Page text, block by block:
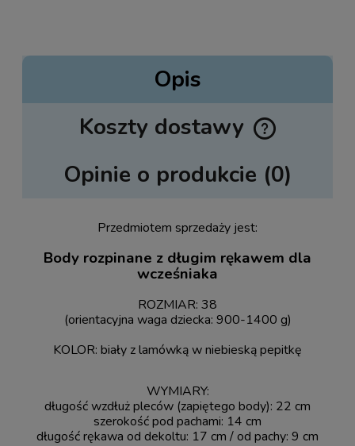
Opis
Koszty dostawy
Cena nie zawiera ewentualnych kosztów płatności
Opinie o produkcie (0)
Przedmiotem sprzedaży jest:
Body rozpinane z długim rękawem dla
wcześniaka
ROZMIAR: 38
(orientacyjna waga dziecka: 900-1400 g)
KOLOR: biały z lamówką w niebieską pepitkę
WYMIARY:
długość wzdłuż pleców (zapiętego body): 22 cm
szerokość pod pachami: 14 cm
długość rękawa od dekoltu: 17 cm / od pachy: 9 cm